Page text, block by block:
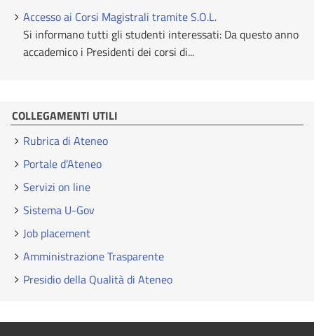
Accesso ai Corsi Magistrali tramite S.O.L.
Si informano tutti gli studenti interessati: Da questo anno
accademico i Presidenti dei corsi di...
COLLEGAMENTI UTILI
Rubrica di Ateneo
Portale d’Ateneo
Servizi on line
Sistema U-Gov
Job placement
Amministrazione Trasparente
Presidio della Qualità di Ateneo